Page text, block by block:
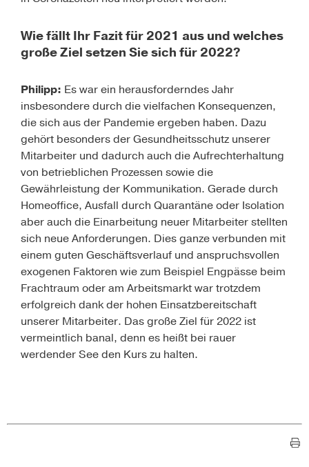
Wie fällt Ihr Fazit für 2021 aus und welches
große Ziel setzen Sie sich für 2022?
Philipp: Es war ein herausforderndes Jahr
insbesondere durch die vielfachen Konsequenzen,
die sich aus der Pandemie ergeben haben. Dazu
gehört besonders der Gesundheitsschutz unserer
Mitarbeiter und dadurch auch die Aufrechterhaltung
von betrieblichen Prozessen sowie die
Gewährleistung der Kommunikation. Gerade durch
Homeoffice, Ausfall durch Quarantäne oder Isolation
aber auch die Einarbeitung neuer Mitarbeiter stellten
sich neue Anforderungen. Dies ganze verbunden mit
einem guten Geschäftsverlauf und anspruchsvollen
exogenen Faktoren wie zum Beispiel Engpässe beim
Frachtraum oder am Arbeitsmarkt war trotzdem
erfolgreich dank der hohen Einsatzbereitschaft
unserer Mitarbeiter. Das große Ziel für 2022 ist
vermeintlich banal, denn es heißt bei rauer
werdender See den Kurs zu halten.